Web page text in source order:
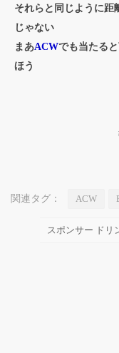
それらと同じように距
じゃない
まあACWでも当たる
ほう
関連タグ： ACW
スポンサー ドリ